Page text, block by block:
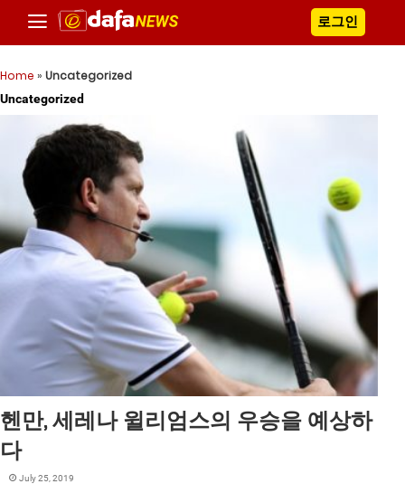
로그인
Home » Uncategorized
Uncategorized
헨만, 세레나 윌리엄스의 우승을 예상하
다
July 25, 2019